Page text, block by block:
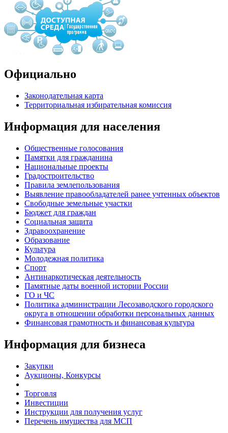
Официально
Законодательная карта
Территориальная избирательная комиссия
Информация для населения
Общественные голосования
Памятки для гражданина
Национальные проекты
Градостроительство
Правила землепользования
Выявление правообладателей ранее учтенных объектов
Свободные земельные участки
Бюджет для граждан
Социальная защита
Здравоохранение
Образование
Культура
Молодежная политика
Спорт
Антинаркотическая деятельность
Памятные даты военной истории России
ГО и ЧС
Политика администрации Лесозаводского городского
округа в отношении обработки персональных данных
Финансовая грамотность и финансовая культура
Информация для бизнеса
Закупки
Аукционы, Конкурсы
Торговля
Инвестиции
Инструкции для получения услуг
Перечень имущества для МСП